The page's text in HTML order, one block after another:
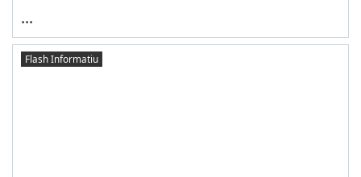
...
Flash Informatiu